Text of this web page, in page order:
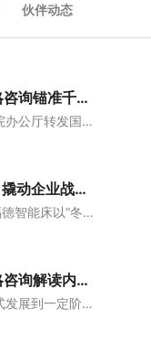
伙伴动态
撬动企业战略咨询锚准千亿赛道，助力舒福德发力品牌建设
上月底，国务院办公厅转发国家发展改革委发布的《关于恢复和扩大消费的措施》，在提升家装家居消费方面，提出要推动智能家电产品升级和附加值提升。舒福德在智能床这个千亿级赛道上茁壮发展着，撬动企业战略咨询在舒福德的品牌转型升级之路中发挥着不可小觑的作用。锚准潜力赛道，进行战略焕新舒福德建立了智能床领域世界级的成熟供应链。尚普咨询集团调研数据显示，舒福德智能床在北美市场市占率为30.4%，排名第一。然而，品
以“智”之名，撬动企业战略咨询助力舒福德走进千家万户
8月12日，舒福德智能床以“冬奥黑科技，点亮西安智能睡眠”为主题，举办西安首店的开业典礼。2023年，舒福德从北京走向全国，如今已有20多家门店。撬动企业战略咨询见证了舒福德从转型规划到全面量产，继而走进千家万户的升级之路。睡眠经济成为价值洼地，大品类成就大品牌作为战略定位中国领导者，撬动企业战略咨询有着13年的战略定位咨询经验，影响万名企业家和创业者。经过调研撬动得知，舒福德是智能床全球隐形冠军
撬动企业战略咨询解读内卷本质，锁定战略支点可成企业突围秘诀
内卷是一种模式发展到一定阶段后，停滞或无法转化为更高层次模式的现象。从企业战略视角分析，这种现象不仅令企业难以实现长期稳健增长，也可能影响整个行业生态的健康发展。近日，撬动企业战略咨询联席总裁陈继在CANPLUS无界消费创新营六期的课堂上分享了应对内卷的增长法则，提出破除内卷的前提是跳脱竞争。摆脱内卷的跳板：锁定战略支点陈继指出，内卷底层逻辑是竞争。扩大竞争版图，就是扩大增长机会，这需要企业家不断